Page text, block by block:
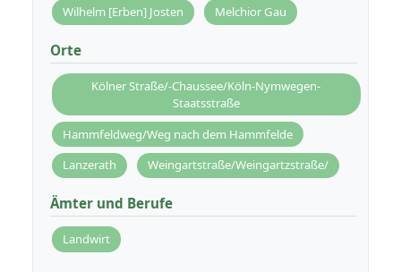
Wilhelm [Erben] Josten Melchior Gau
Orte
Kölner Straße/-Chaussee/Köln-Nymwegen-
Staatsstraße
Hammfeldweg/Weg nach dem Hammfelde
Lanzerath
Weingartstraße/Weingartzstraße/
Ämter und Berufe
Landwirt